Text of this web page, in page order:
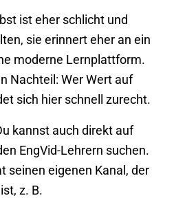
ist eher schlicht und
sie erinnert eher an ein
moderne Lernplattform.
Nachteil: Wer Wert auf
sich hier schnell zurecht.
kannst auch direkt auf
EngVid-Lehrern suchen.
seinen eigenen Kanal, der
z. B.